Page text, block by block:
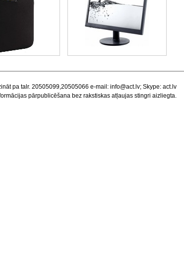
pa talr. 20505099,20505066 e-mail: info@act.lv; Skype: act.lv
pārpublicēšana bez rakstiskas atļaujas stingri aizliegta.